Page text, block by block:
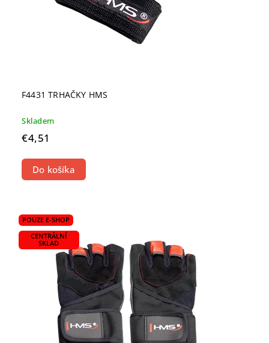
F4431 TRHAČKY HMS
Skladem
€4,51
Do košíka
POUZE E-SHOP
CENTRÁLNÍ
SKLAD